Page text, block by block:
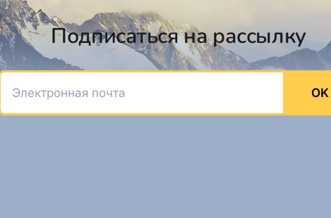
Подписаться на рассылку
Электронная почта
OK